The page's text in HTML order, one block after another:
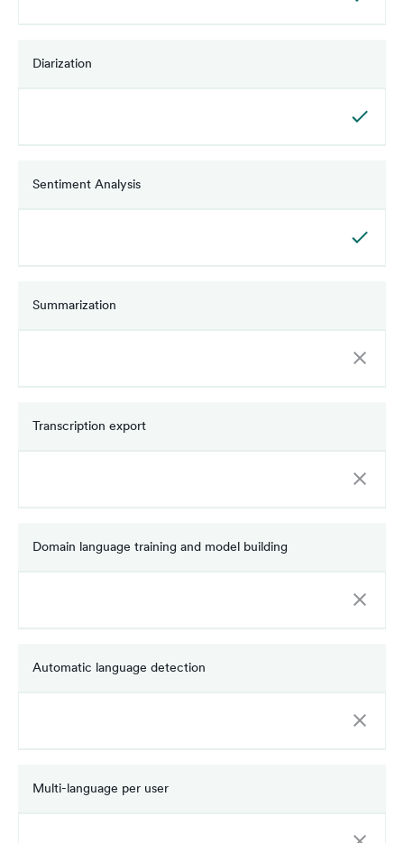
Diarization
Sentiment Analysis
Summarization
Transcription export
Domain language training and model building
Automatic language detection
Multi-language per user